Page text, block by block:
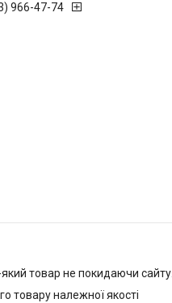
966-47-74
товар не покидаючи сайту.
товару належної якості